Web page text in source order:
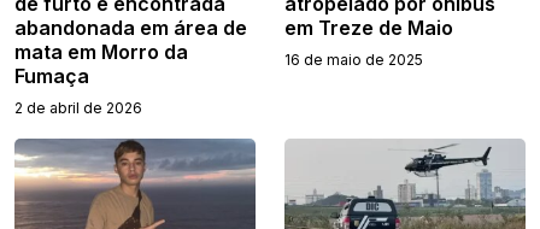
abandonada em área de
mata em Morro da
Fumaça
2 de abril de 2026
em Treze de Maio
16 de maio de 2025